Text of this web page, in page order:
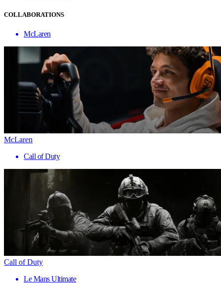
COLLABORATIONS
McLaren
McLaren
Call of Duty
Call of Duty
Le Mans Ultimate